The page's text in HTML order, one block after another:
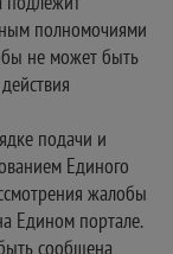
полномочиями
не может быть
подачи и
Единого
жалобы
Едином портале.
сообщена